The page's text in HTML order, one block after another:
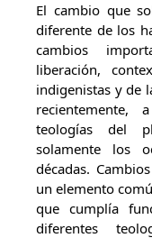
El cambio que
diferente de los
cambios
liberación,
indigenistas y de
recientemente,
teologías del
solamente los
décadas.
un elemento
que cumplía
diferentes